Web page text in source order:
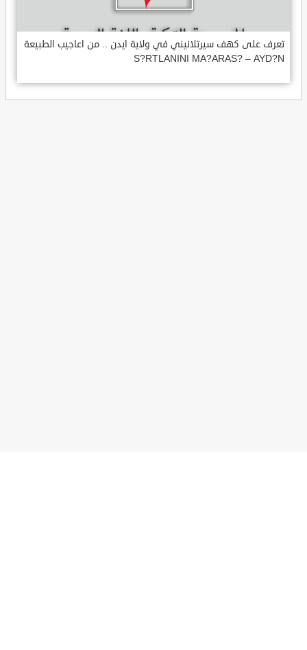
تعرف على كهف سيرتلانيني في ولاية ايدن .. من اعاجيب الطبيعة
S?RTLANINI MA?ARAS? – AYD?N